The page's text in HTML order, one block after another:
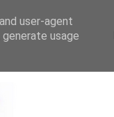
user-agent
usage